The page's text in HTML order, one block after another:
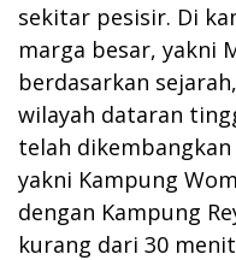
sekitar pesisir. Di
marga besar, yakni
berdasarkan
wilayah dataran
telah
yakni Kampung
dengan Kampung
kurang dari 30